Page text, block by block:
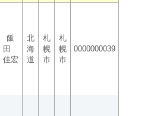
飯
田
佳宏
北
海
道
札
幌
市
札
幌
市
0000000039